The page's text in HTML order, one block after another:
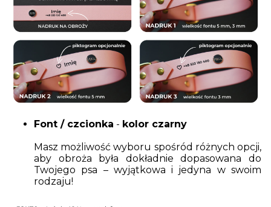
Font / czcionka - kolor czarny
Masz możliwość wyboru spośród różnych opcji,
aby obroża była dokładnie dopasowana do
Twojego psa – wyjątkowa i jedyna w swoim
rodzaju!